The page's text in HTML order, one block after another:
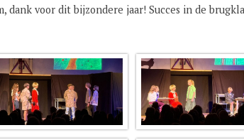
dank voor dit bijzondere jaar! Succes in de